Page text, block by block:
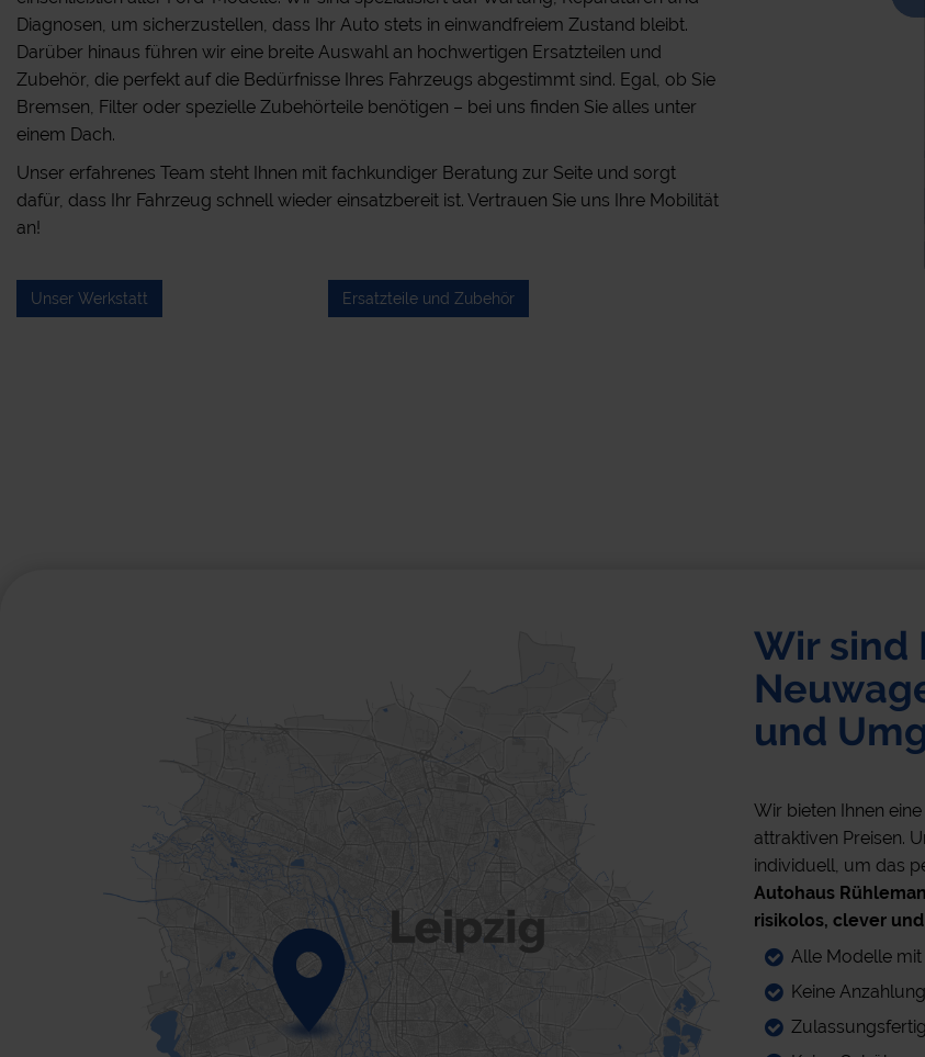
Diagnosen, um sicherzustellen, dass Ihr Auto stets in einwandfreiem Zustand bleibt.
Darüber hinaus führen wir eine breite Auswahl an hochwertigen Ersatzteilen und
Zubehör, die perfekt auf die Bedürfnisse Ihres Fahrzeugs abgestimmt sind. Egal, ob Sie
Bremsen, Filter oder spezielle Zubehörteile benötigen – bei uns finden Sie alles unter
einem Dach.
Unser erfahrenes Team steht Ihnen mit fachkundiger Beratung zur Seite und sorgt
dafür, dass Ihr Fahrzeug schnell wieder einsatzbereit ist. Vertrauen Sie uns Ihre Mobilität
an!
Unser Werkstatt Ersatzteile und Zubehör
Wir sind
und
Wir bieten Ihnen
attraktiven Preisen.
individuell, um das
Autohaus
risikolos, clever
Alle Modelle
Keine